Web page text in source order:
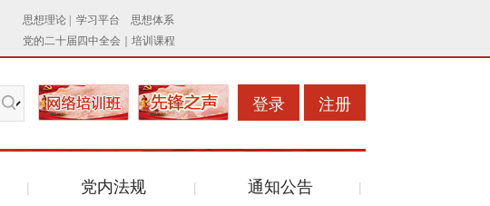
登录 注册
党内法规 通知公告